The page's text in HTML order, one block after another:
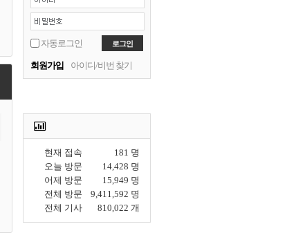
자동로그인
회원가입 아이디/비번 찾기
181 명
현재 접속
14,428 명
오늘 방문
15,949 명
어제 방문
9,411,592 명
전체 방문
810,022 개
전체 기사